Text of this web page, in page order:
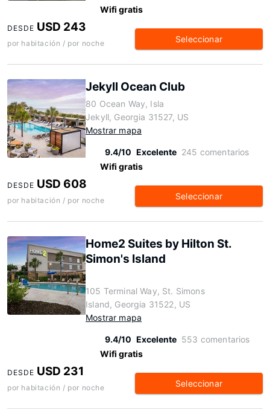
Wifi gratis
DESDE USD 243
por habitación / por noche Seleccionar
Jekyll Ocean Club
80 Ocean Way, Isla
Jekyll, Georgia 31527, US
Mostrar mapa
9.4/10 Excelente 245 comentarios
Wifi gratis
DESDE USD 608
por habitación / por noche Seleccionar
Home2 Suites by Hilton St.
Simon's Island
105 Terminal Way, St. Simons
Island, Georgia 31522, US
Mostrar mapa
9.4/10 Excelente 553 comentarios
Wifi gratis
DESDE USD 231
por habitación / por noche Seleccionar